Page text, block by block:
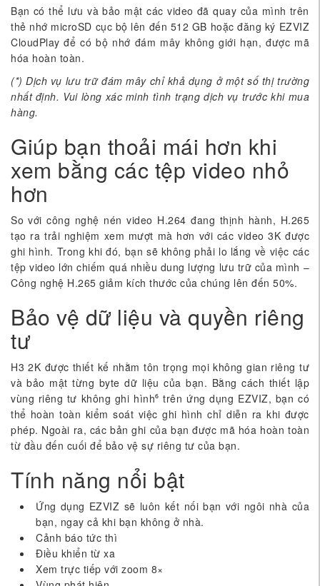
Bạn có thể lưu và bảo mật các video đã quay của mình trên
thẻ nhớ microSD cục bộ lên đến 512 GB hoặc đăng ký EZVIZ
CloudPlay để có bộ nhớ đám mây không giới hạn, được mã
hóa hoàn toàn.
(*) Dịch vụ lưu trữ đám mây chỉ khả dụng ở một số thị trường
nhất định. Vui lòng xác minh tình trạng dịch vụ trước khi mua
hàng.
Giúp bạn thoải mái hơn khi
xem bằng các tệp video nhỏ
hơn
So với công nghệ nén video H.264 đang thịnh hành, H.265
tạo ra trải nghiệm xem mượt mà hơn với các video 3K được
ghi hình. Trong khi đó, bạn sẽ không phải lo lắng về việc các
tệp video lớn chiếm quá nhiều dung lượng lưu trữ của mình –
Công nghệ H.265 giảm kích thước của chúng lên đến 50%.
Bảo vệ dữ liệu và quyền riêng
tư
H3 2K được thiết kế nhằm tôn trọng mọi không gian riêng tư
và bảo mật từng byte dữ liệu của bạn. Bằng cách thiết lập
vùng riêng tư không ghi hình⁶ trên ứng dụng EZVIZ, bạn có
thể hoàn toàn kiểm soát việc ghi hình chỉ diễn ra khi được
phép. Ngoài ra, các bản ghi của bạn được mã hóa hoàn toàn
từ đầu đến cuối để bảo vệ sự riêng tư của bạn.
Tính năng nổi bật
Ứng dụng EZVIZ sẽ luôn kết nối bạn với ngôi nhà của
bạn, ngay cả khi bạn không ở nhà.
Cảnh báo tức thì
Điều khiển từ xa
Xem trực tiếp với zoom 8×